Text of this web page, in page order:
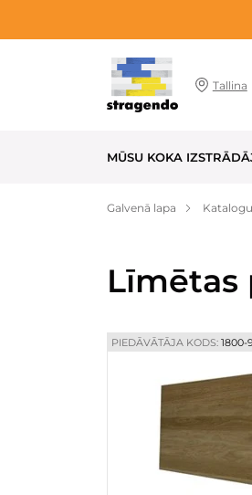
Tallina
MŪSU KOKA
Galvenā lapa Katalogu
Līmētas
PIEDĀVĀTĀJA KODS: 1800-